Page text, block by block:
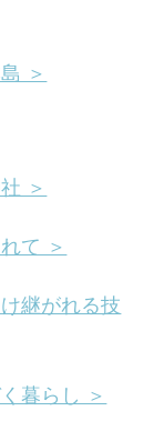
＞
＞
て ＞
継がれる技
暮らし ＞